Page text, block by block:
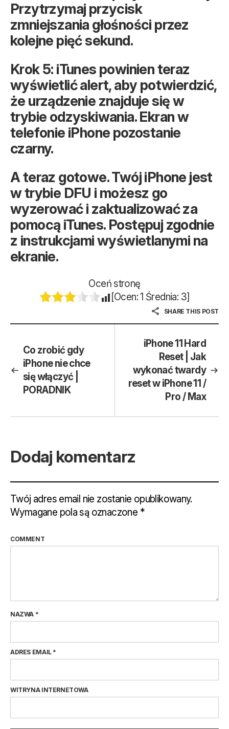
Przytrzymaj przycisk
zmniejszania głośności przez
kolejne pięć sekund.
Krok 5: iTunes powinien teraz
wyświetlić alert, aby potwierdzić,
że urządzenie znajduje się w
trybie odzyskiwania. Ekran w
telefonie iPhone pozostanie
czarny.
A teraz gotowe. Twój iPhone jest
w trybie DFU i możesz go
wyzerować i zaktualizować za
pomocą iTunes. Postępuj zgodnie
z instrukcjami wyświetlanymi na
ekranie.
Oceń stronę
[Ocen:1 Średnia: 3]
SHARE THIS POST
Co zrobić gdy
iPhone nie chce
się włączyć |
PORADNIK
iPhone 11 Hard
Reset | Jak
wykonać twardy
reset w iPhone 11 /
Pro / Max
Dodaj komentarz
Twój adres email nie zostanie opublikowany.
Wymagane pola są oznaczone *
COMMENT
NAZWA *
ADRES EMAIL *
WITRYNA INTERNETOWA